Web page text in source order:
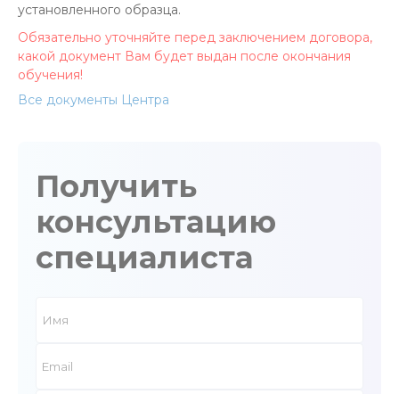
установленного образца.
Обязательно уточняйте перед заключением договора,
какой документ Вам будет выдан после окончания
обучения!
Все документы Центра
Получить
консультацию
специалиста